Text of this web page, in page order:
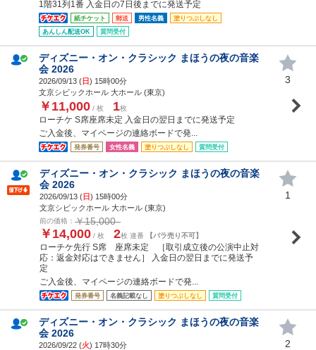
1階31列1番 入金日の7日後までに発送予定
紙チケット 郵送 男性名義
塗りつぶしなし
あんしん配送OK
質問受付
ディズニー・オン・クラシック まほうの夜の音楽
会 2026
2026/09/13 (日) 15時00分
文京シビックホール 大ホール (東京)
￥11,000 / 枚 1枚
ローチケ S席座席未定 入金日の翌日までに発送予定
ご入金後、マイページの連絡ボードで発...
発券番号 女性名義 塗りつぶしなし 質問受付
3
ディズニー・オン・クラシック まほうの夜の音楽
会 2026
2026/09/13 (日) 15時00分
文京シビックホール 大ホール (東京)
前の価格： ￥15,000
￥14,000 / 枚 2枚 連番 【バラ売り不可】
ローチケ先行 S席 座席未定 ［取引成立後の公演中止対
応：返金対応はできません］ 入金日の翌日までに発送予
定
ご入金後、マイページの連絡ボードで発...
発券番号 名義記載なし 塗りつぶしなし 質問受付
1
ディズニー・オン・クラシック まほうの夜の音楽
会 2026
2026/09/22 (火) 17時30分
2